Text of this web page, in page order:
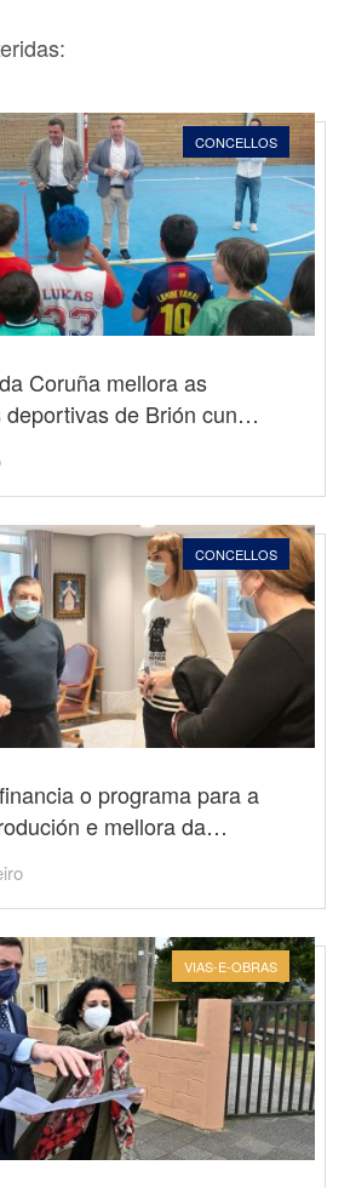
CONCELLOS
Coruña mellora as
deportivas de Brión cun…
CONCELLOS
o programa para a
e mellora da…
VIAS-E-OBRAS